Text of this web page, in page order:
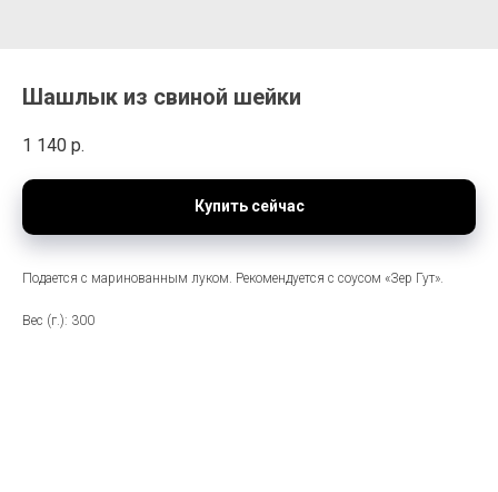
Шашлык из свиной шейки
1 140 р.
Купить сейчас
Подается с маринованным луком. Рекомендуется с соусом «Зер Гут».
Вес (г.): 300